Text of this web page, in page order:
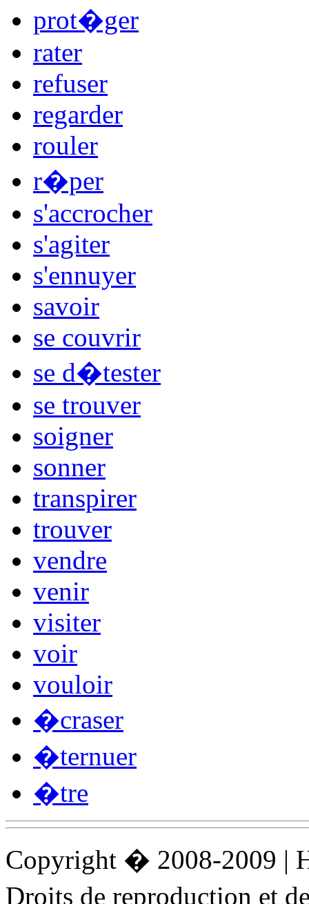
prot�ger
rater
refuser
regarder
rouler
r�per
s'accrocher
s'agiter
s'ennuyer
savoir
se couvrir
se d�tester
se trouver
soigner
sonner
transpirer
trouver
vendre
venir
visiter
voir
vouloir
�craser
�ternuer
�tre
Copyright � 2008-2009 |
Droits de reproduction et